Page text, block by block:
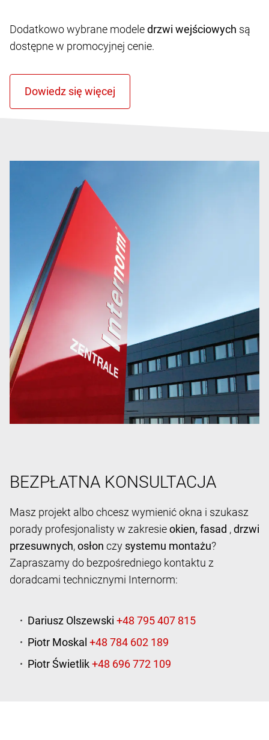
Dodatkowo wybrane modeledrzwi wejściowych są
dostępne w promocyjnej cenie.
BEZPŁATNA KONSULTACJA
Masz projekt albo chcesz wymienić okna i szukasz
porady profesjonalisty w zakresieokien, fasad ,drzwi
przesuwnych,osłon czy systemu montażu?
Zapraszamy do bezpośredniego kontaktu z
doradcami technicznymi Internorm:
Dariusz Olszewski
Piotr Moskal
Piotr Świetlik